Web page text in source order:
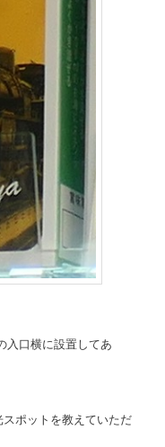
入口横に設置してあ
ポットを教えていただ